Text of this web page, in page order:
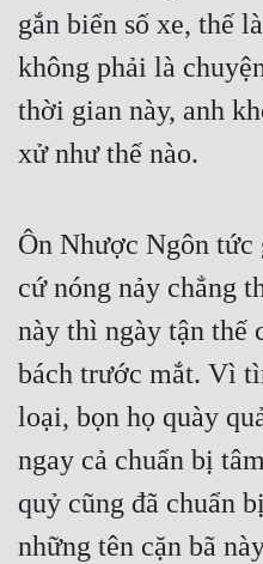
gắn biển số xe, thế
không phải là
thời gian này, anh
xử như thế nào.
Ôn Nhược Ngôn tức
cứ nóng nảy chẳng
này thì ngày tận thế
bách trước mắt. Vì
loại, bọn họ quày
ngay cả chuẩn bị
quỷ cũng đã chuẩn
những tên cặn bã